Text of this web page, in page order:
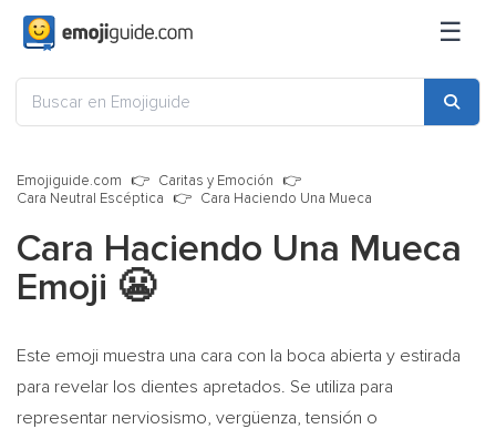
☰
Emojiguide.com
Caritas y Emoción
Cara Neutral Escéptica
Cara Haciendo Una Mueca
Cara Haciendo Una Mueca
Emoji 😬
Este emoji muestra una cara con la boca abierta y estirada
para revelar los dientes apretados. Se utiliza para
representar nerviosismo, vergüenza, tensión o